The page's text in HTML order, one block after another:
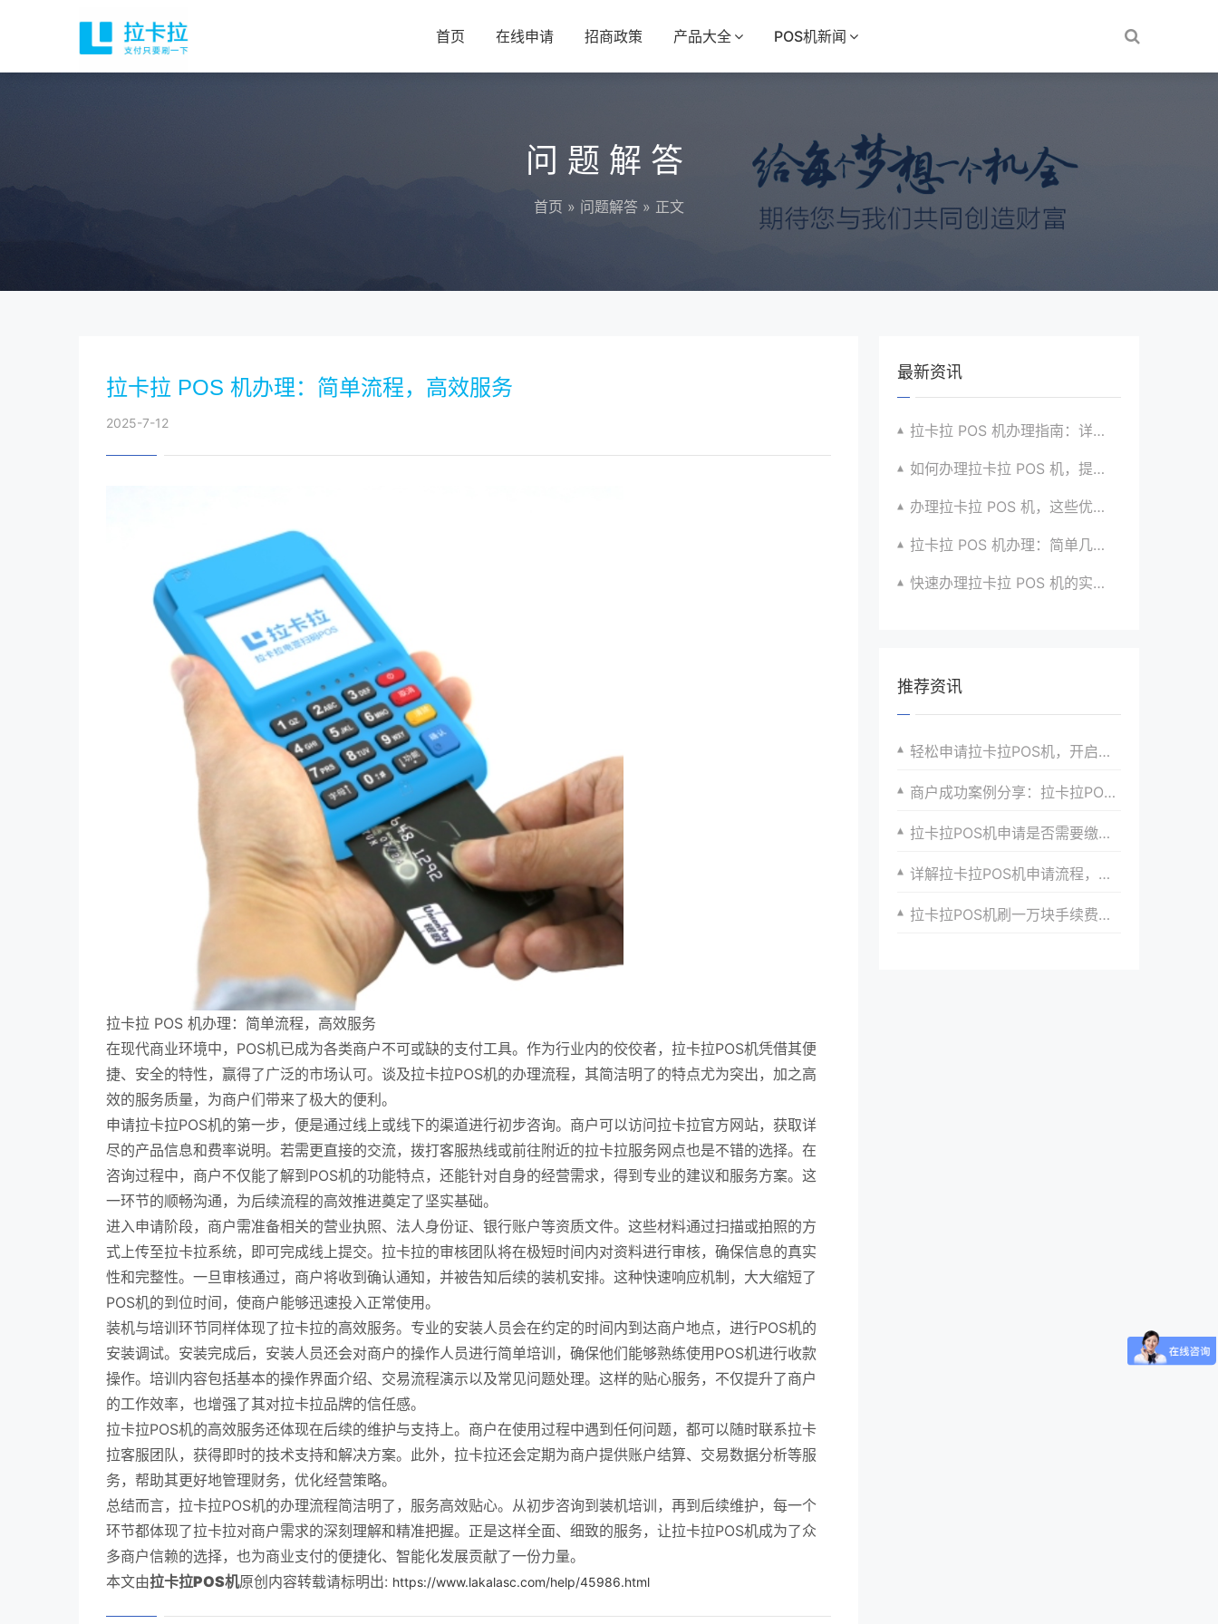
首页 在线申请 招商政策 产品大全 POS机新闻
问题解答
首页 » 问题解答 » 正文
拉卡拉 POS 机办理：简单流程，高效服务
2025-7-12
拉卡拉 POS 机办理：简单流程，高效服务
在现代商业环境中，POS机已成为各类商户不可或缺的支付工具。作为行业内的佼佼者，拉卡拉POS机凭借其便
捷、安全的特性，赢得了广泛的市场认可。谈及拉卡拉POS机的办理流程，其简洁明了的特点尤为突出，加之高
效的服务质量，为商户们带来了极大的便利。
申请拉卡拉POS机的第一步，便是通过线上或线下的渠道进行初步咨询。商户可以访问拉卡拉官方网站，获取详
尽的产品信息和费率说明。若需更直接的交流，拨打客服热线或前往附近的拉卡拉服务网点也是不错的选择。在
咨询过程中，商户不仅能了解到POS机的功能特点，还能针对自身的经营需求，得到专业的建议和服务方案。这
一环节的顺畅沟通，为后续流程的高效推进奠定了坚实基础。
进入申请阶段，商户需准备相关的营业执照、法人身份证、银行账户等资质文件。这些材料通过扫描或拍照的方
式上传至拉卡拉系统，即可完成线上提交。拉卡拉的审核团队将在极短时间内对资料进行审核，确保信息的真实
性和完整性。一旦审核通过，商户将收到确认通知，并被告知后续的装机安排。这种快速响应机制，大大缩短了
POS机的到位时间，使商户能够迅速投入正常使用。
装机与培训环节同样体现了拉卡拉的高效服务。专业的安装人员会在约定的时间内到达商户地点，进行POS机的
安装调试。安装完成后，安装人员还会对商户的操作人员进行简单培训，确保他们能够熟练使用POS机进行收款
操作。培训内容包括基本的操作界面介绍、交易流程演示以及常见问题处理。这样的贴心服务，不仅提升了商户
的工作效率，也增强了其对拉卡拉品牌的信任感。
拉卡拉POS机的高效服务还体现在后续的维护与支持上。商户在使用过程中遇到任何问题，都可以随时联系拉卡
拉客服团队，获得即时的技术支持和解决方案。此外，拉卡拉还会定期为商户提供账户结算、交易数据分析等服
务，帮助其更好地管理财务，优化经营策略。
总结而言，拉卡拉POS机的办理流程简洁明了，服务高效贴心。从初步咨询到装机培训，再到后续维护，每一个
环节都体现了拉卡拉对商户需求的深刻理解和精准把握。正是这样全面、细致的服务，让拉卡拉POS机成为了众
多商户信赖的选择，也为商业支付的便捷化、智能化发展贡献了一份力量。
本文由拉卡拉POS机原创内容转载请标明出: https://www.lakalasc.com/help/45986.html
最新资讯
拉卡拉 POS 机办理指南：详细流程与注意事项汇总
如何办理拉卡拉 POS 机，提升收款效率？有方法
办理拉卡拉 POS 机，这些优势让你无法拒绝
拉卡拉 POS 机办理：简单几步，拥有便捷支付神器
快速办理拉卡拉 POS 机的实用步骤全指南
推荐资讯
轻松申请拉卡拉POS机，开启便捷支付新时代
商户成功案例分享：拉卡拉POS机如何助力业绩增长
拉卡拉POS机申请是否需要缴纳押金？
详解拉卡拉POS机申请流程，助力商家高效收款
拉卡拉POS机刷一万块手续费要多少？